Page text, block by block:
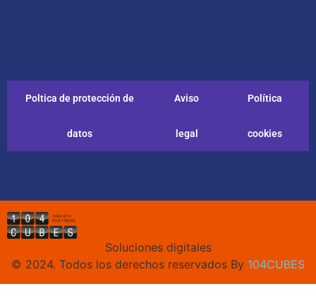
Poltica de protección de
datos
Aviso
legal
Política
cookies
Soluciones digitales
© 2024. Todos los derechos reservados By 104CUBES